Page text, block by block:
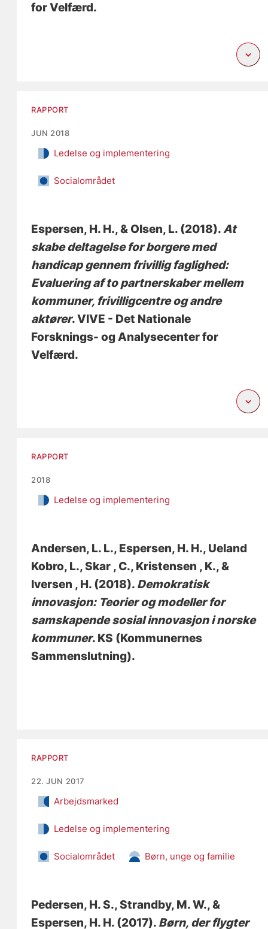
for Velfærd.
RAPPORT
JUN 2018
Ledelse og implementering
Socialområdet
Espersen, H. H., & Olsen, L. (2018). At
skabe deltagelse for borgere med
handicap gennem frivillig faglighed:
Evaluering af to partnerskaber mellem
kommuner, frivilligcentre og andre
aktører. VIVE - Det Nationale
Forsknings- og Analysecenter for
Velfærd.
RAPPORT
2018
Ledelse og implementering
Andersen, L. L., Espersen, H. H., Ueland
Kobro, L., Skar , C., Kristensen , K., &
Iversen , H. (2018). Demokratisk
innovasjon: Teorier og modeller for
samskapende sosial innovasjon i norske
kommuner. KS (Kommunernes
Sammenslutning).
RAPPORT
22. JUN 2017
Arbejdsmarked
Ledelse og implementering
Socialområdet Børn, unge og familie
Pedersen, H. S., Strandby, M. W., &
Espersen, H. H. (2017). Børn, der flygter